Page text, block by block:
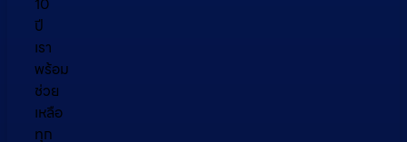
ปี
เรา
พร้อม
ช่วย
เหลือ
ทุก